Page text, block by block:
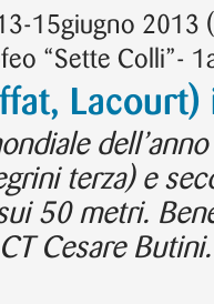
15giugno 2013
“Sette Colli”-
terza) e
50 metri.
Cesare Butini.